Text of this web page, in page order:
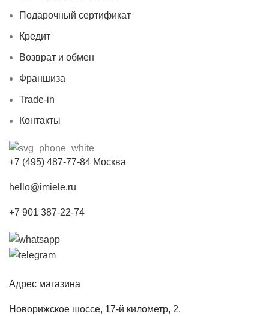
Подарочный сертификат
Кредит
Возврат и обмен
Франшиза
Trade-in
Контакты
+7 (495) 487-77-84 Москва
hello@imiele.ru
+7 901 387-22-74
Адрес магазина
Новорижское шоссе, 17-й километр, 2.